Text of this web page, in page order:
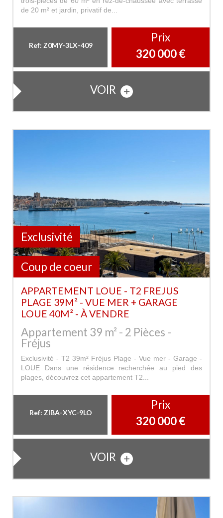
de 20 m² et jardin, privatif de...
Ref: Z0MY-3LX-409
Prix
320 000 €
VOIR
Exclusivité
Coup de coeur
APPARTEMENT LOUE - T2 FREJUS
PLAGE 39M² - VUE MER + GARAGE
LOUE 40M² - À VENDRE
Appartement 39 m² - 2 Pièces -
Fréjus
Exclusivité - T2 39m² Fréjus Plage - Vue mer - Garage -
LOUE Dans une résidence recherchée au pied des
plages, découvrez cet appartement T2...
Ref: ZIBA-XYC-9LO
Prix
320 000 €
VOIR